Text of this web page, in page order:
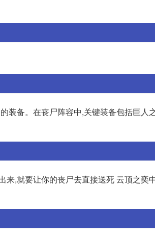
装备。在丧尸阵容中,关键装备包括巨人
,就要让你的丧尸去直接送死 云顶之奕